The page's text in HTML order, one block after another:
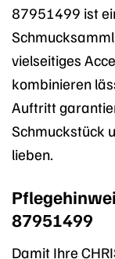
87951499 ist
vielseitiges
kombinieren
Auftritt
Schmuckstück
lieben.
87951499
Damit Ihre